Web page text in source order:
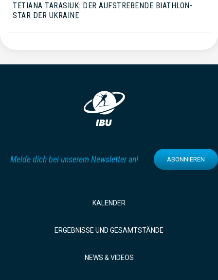
TETIANA TARASIUK: DER AUFSTREBENDE BIATHLON-
STAR DER UKRAINE
Melde dich bei unserem Newsletter an! ABONNIEREN
KALENDER
ERGEBNISSE UND GESAMTSTÄNDE
NEWS & VIDEOS